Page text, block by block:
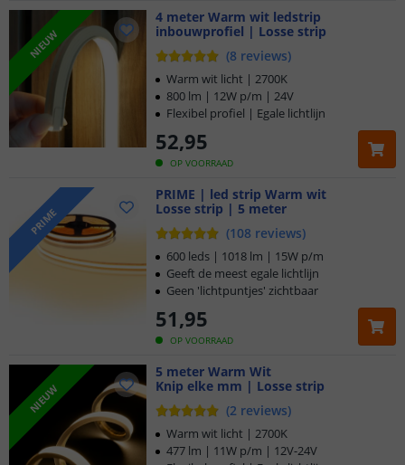
NIEUW
4 meter Warm wit ledstrip
inbouwprofiel | Losse strip
(8 reviews)
OP VOORRAAD
52,95
Warm wit licht | 2700K
800 lm | 12W p/m | 24V
Flexibel profiel | Egale lichtlijn
PRIME
PRIME | led strip Warm wit
Losse strip | 5 meter
(108 reviews)
OP VOORRAAD
51,95
600 leds | 1018 lm | 15W p/m
Geeft de meest egale lichtlijn
Geen 'lichtpuntjes' zichtbaar
NIEUW
5 meter Warm Wit
Knip elke mm | Losse strip
(2 reviews)
Warm wit licht | 2700K
477 lm | 11W p/m | 12V-24V